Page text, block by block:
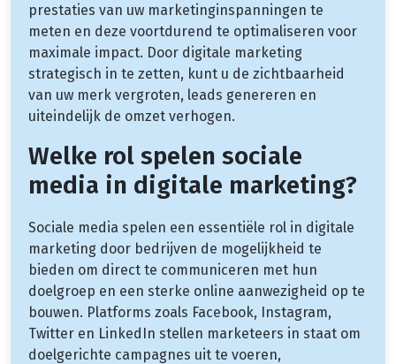
prestaties van uw marketinginspanningen te
meten en deze voortdurend te optimaliseren voor
maximale impact. Door digitale marketing
strategisch in te zetten, kunt u de zichtbaarheid
van uw merk vergroten, leads genereren en
uiteindelijk de omzet verhogen.
Welke rol spelen sociale
media in digitale marketing?
Sociale media spelen een essentiële rol in digitale
marketing door bedrijven de mogelijkheid te
bieden om direct te communiceren met hun
doelgroep en een sterke online aanwezigheid op te
bouwen. Platforms zoals Facebook, Instagram,
Twitter en LinkedIn stellen marketeers in staat om
doelgerichte campagnes uit te voeren,